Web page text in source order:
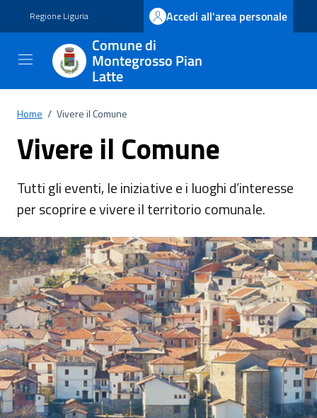
Regione Liguria Accedi all'area personale
Comune di
Montegrosso Pian
Latte
Home / Vivere il Comune
Vivere il Comune
Tutti gli eventi, le iniziative e i luoghi d’interesse
per scoprire e vivere il territorio comunale.